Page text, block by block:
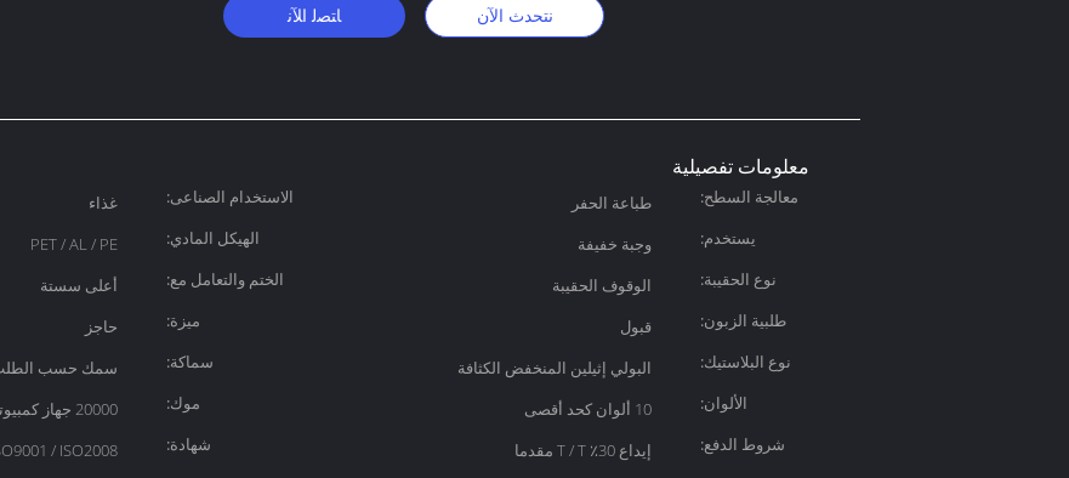
ﺎﺘﺼﻟ ﺍﻶﻧ نتحدث الآن
معلومات تفصيلية
معالجة السطح: طباعة الحفر الاستخدام الصناعى:
غذاء
يستخدم:
وجبة خفيفة الهيكل المادي:
PET / AL / PE
نوع الحقيبة:
الوقوف الحقيبة الختم والتعامل مع:
أعلى سستة
طلبية الزبون:
قبول ميزة:
حاجز
نوع البلاستيك:
البولي إثيلين المنخفض الكثافة سماكة:
سمك حسب
الألوان:
10 ألوان كحد أقصى موك:
20000 جهاز كمبيوتر شخصى
شروط الدفع:
إيداع 30٪ T / T مقدما شهادة:
/ ISO2008